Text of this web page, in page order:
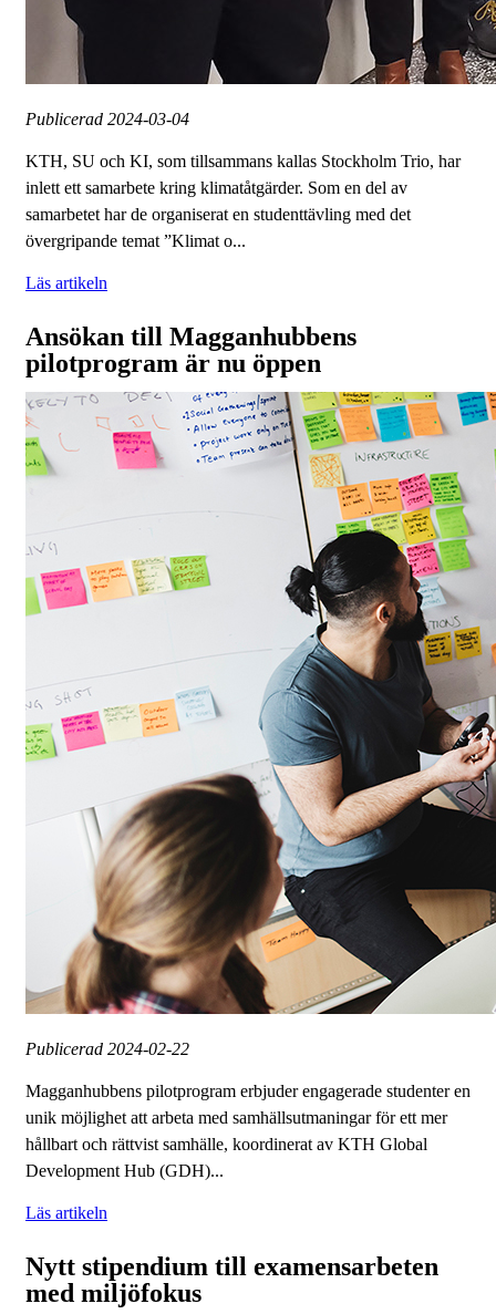
Publicerad 2024-03-04
KTH, SU och KI, som tillsammans kallas Stockholm Trio, har
inlett ett samarbete kring klimatåtgärder. Som en del av
samarbetet har de organiserat en studenttävling med det
övergripande temat ”Klimat o...
Läs artikeln
Ansökan till Magganhubbens
pilotprogram är nu öppen
Publicerad 2024-02-22
Magganhubbens pilotprogram erbjuder engagerade studenter en
unik möjlighet att arbeta med samhällsutmaningar för ett mer
hållbart och rättvist samhälle, koordinerat av KTH Global
Development Hub (GDH)...
Läs artikeln
Nytt stipendium till examensarbeten
med miljöfokus